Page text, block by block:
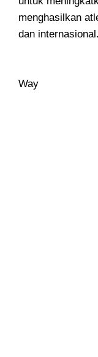
menghasilkan
dan internasional.
Way